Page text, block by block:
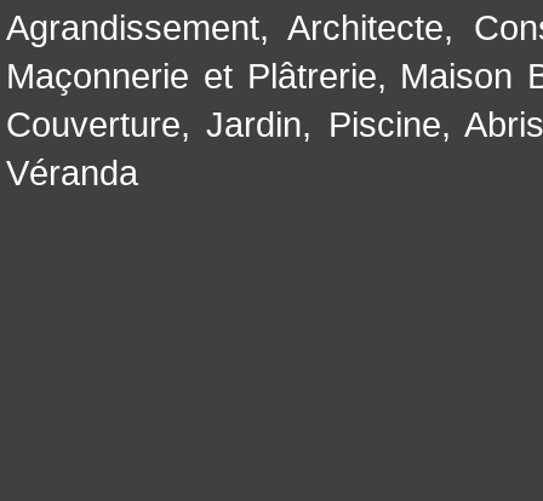
Agrandissement, Architecte,
Maçonnerie et Plâtrerie, Maison
Couverture,Jardin, Piscine,
Véranda